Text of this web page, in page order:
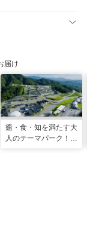
届け
癒・食・知を満たす大
人のテーマパーク！